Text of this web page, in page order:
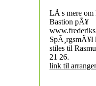
LÃ¦s mere om
Bastion pÃ¥
SpÃ¸rgsmÃ¥l
stiles til
21 26.
link til